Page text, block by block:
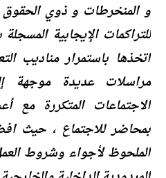
و المنخرطات و ذوي الحقوق
للتراكمات الإیجابیة
اتخذھا باستمرار منادیب
مراسلات عدیدة موجھة
الاجتماعات المتكررة مع
بمحاضر للاجتماع ، حیث
الملحوظ لأجواء وشروط